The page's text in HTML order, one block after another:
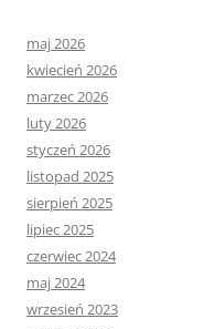
maj 2026
kwiecień 2026
marzec 2026
luty 2026
styczeń 2026
listopad 2025
sierpień 2025
lipiec 2025
czerwiec 2024
maj 2024
wrzesień 2023